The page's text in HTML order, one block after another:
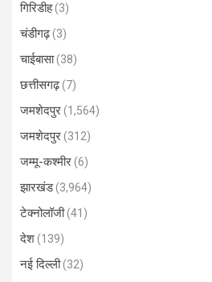
गिरिडीह(3)
चंडीगढ़(3)
चाईबासा(38)
छत्तीसगढ़(7)
जमशेदपुर(1,564)
जमशेदपुर(312)
जम्मू-कश्मीर(6)
झारखंड(3,964)
टेक्नोलॉजी(41)
देश(139)
नई दिल्ली(32)